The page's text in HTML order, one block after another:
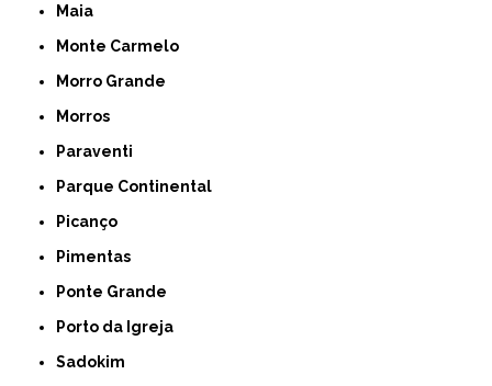
Maia
Monte Carmelo
Morro Grande
Morros
Paraventi
Parque Continental
Picanço
Pimentas
Ponte Grande
Porto da Igreja
Sadokim